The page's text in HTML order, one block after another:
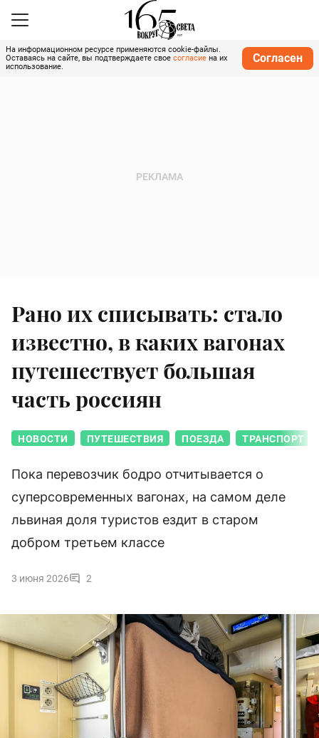
На информационном ресурсе применяются cookie-файлы.
Оставаясь на сайте, вы подтверждаете свое согласие на их
использование.
Согласен
Рано их списывать: стало
известно, в каких вагонах
путешествует большая
часть россиян
НОВОСТИ ПУТЕШЕСТВИЯ ПОЕЗДА ТРАНСПОРТ
Пока перевозчик бодро отчитывается о
суперсовременных вагонах, на самом деле
львиная доля туристов ездит в старом
добром третьем классе
3 июня 2026 2